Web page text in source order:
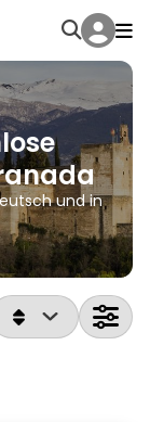
und in